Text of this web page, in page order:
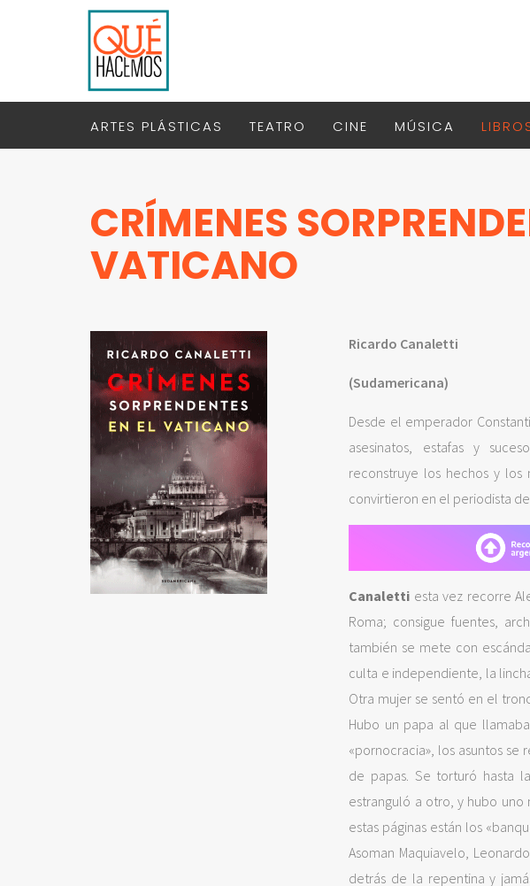
ARTES PLÁSTICAS TEATRO CINE MÚSICA
CRÍMENES
VATICANO
Ricardo Canaletti
(Sudamericana)
Desde el emperador
asesinatos, estafas y
reconstruye los hechos y
convirtieron en el periodista
Canaletti esta vez recorre
Roma; consigue fuentes,
también se mete con
culta e independiente, la
Otra mujer se sentó en el
Hubo un papa al que
«pornocracia», los asuntos se
de papas. Se torturó hasta
estranguló a otro, y hubo uno
estas páginas están los
Asoman Maquiavelo,
detrás de la repentina y